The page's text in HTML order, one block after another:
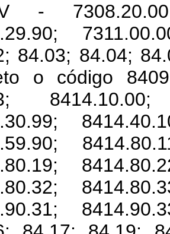
-
84.03; 84.04;
o código
8414.10.00;